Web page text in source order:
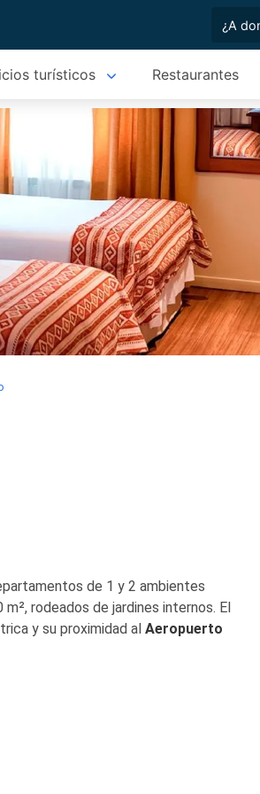
turísticos Restaurantes
de 1 y 2 ambientes
rodeados de jardines internos. El
y su proximidad al Aeropuerto